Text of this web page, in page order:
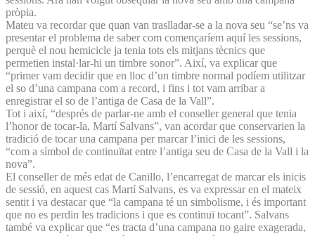
pròpia.
Mateu va recordar que quan van traslladar-se a la nova seu “se’ns va
presentar el problema de saber com començaríem aquí les sessions,
perquè el nou hemicicle ja tenia tots els mitjans tècnics que
permetien instal·lar-hi un timbre sonor”. Així, va explicar que
“primer vam decidir que en lloc d’un timbre normal podíem utilitzar
el so d’una campana com a record, i fins i tot vam arribar a
enregistrar el so de l’antiga de Casa de la Vall”.
Tot i així, “després de parlar-ne amb el conseller general que tenia
l’honor de tocar-la, Martí Salvans”, van acordar que conservarien la
tradició de tocar una campana per marcar l’inici de les sessions,
“com a símbol de continuïtat entre l’antiga seu de Casa de la Vall i la
nova”.
El conseller de més edat de Canillo, l’encarregat de marcar els inicis
de sessió, en aquest cas Martí Salvans, es va expressar en el mateix
sentit i va destacar que “la campana té un simbolisme, i és important
que no es perdin les tradicions i que es continuï tocant”. Salvans
també va explicar que “es tracta d’una campana no gaire exagerada,